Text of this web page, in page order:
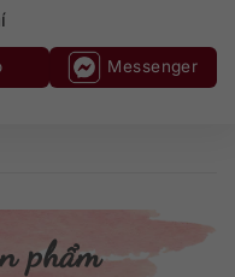
Messenger
phẩm